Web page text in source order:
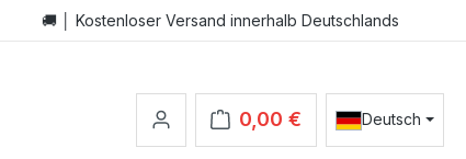
🚚 │ Kostenloser Versand innerhalb Deutschlands
0,00 €
Warenkorb enthält 0
Deutsch